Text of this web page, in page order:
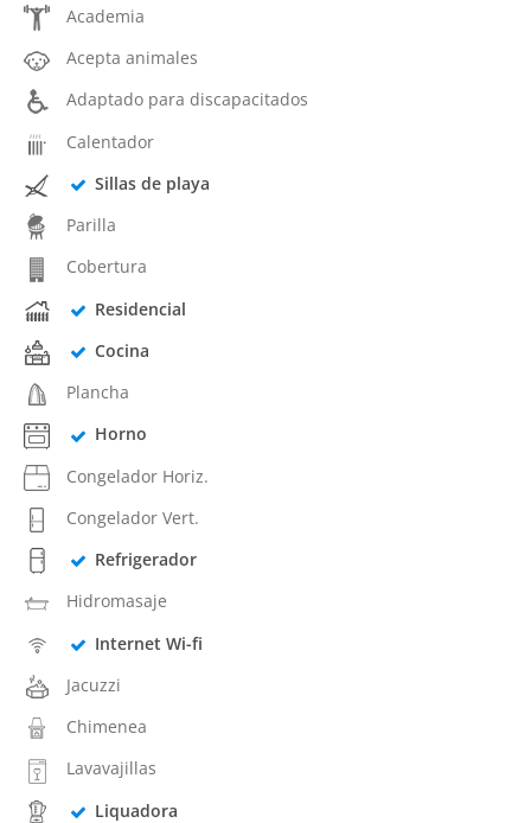
Academia
Acepta animales
Adaptado para discapacitados
Calentador
Sillas de playa
Parilla
Cobertura
Residencial
Cocina
Plancha
Horno
Congelador Horiz.
Congelador Vert.
Refrigerador
Hidromasaje
Internet Wi-fi
Jacuzzi
Chimenea
Lavavajillas
Liquadora